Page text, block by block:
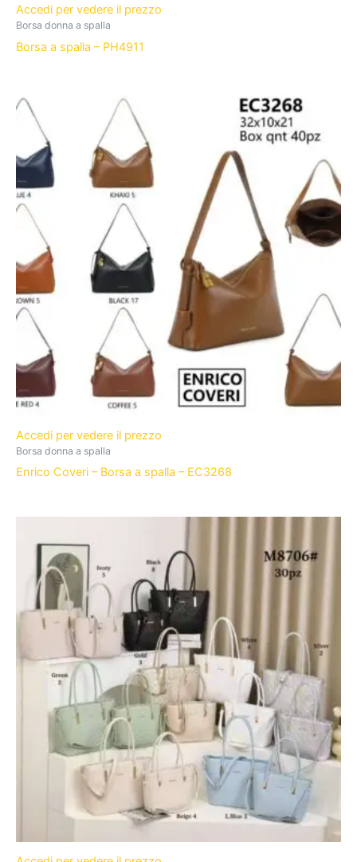
Accedi per vedere il prezzo
Borsa donna a spalla
Borsa a spalla – PH4911
Accedi per vedere il prezzo
Borsa donna a spalla
Enrico Coveri – Borsa a spalla – EC3268